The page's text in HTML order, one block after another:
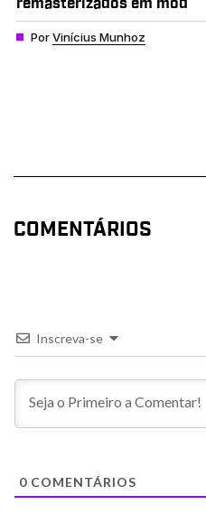
remasterizados em mod
PorVinícius Munhoz
COMENTÁRIOS
Inscreva-se
0 COMENTÁRIOS